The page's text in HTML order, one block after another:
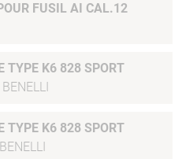
FUSIL AI CAL.12
TYPE K6 828 SPORT
BENELLI
TYPE K6 828 SPORT
BENELLI